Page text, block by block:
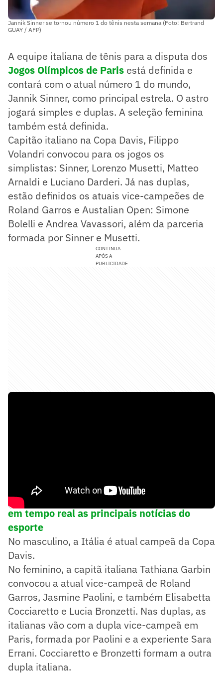
Jannik Sinner se tornou número 1 do tênis nesta semana (Foto: Bertrand
GUAY / AFP)
A equipe italiana de tênis para a disputa dos
Jogos Olímpicos de Paris está definida e
contará com o atual número 1 do mundo,
Jannik Sinner, como principal estrela. O astro
jogará simples e duplas. A seleção feminina
também está definida.
Capitão italiano na Copa Davis, Filippo
Volandri convocou para os jogos os
simplistas: Sinner, Lorenzo Musetti, Matteo
Arnaldi e Luciano Darderi. Já nas duplas,
estão definidos os atuais vice-campeões de
Roland Garros e Austalian Open: Simone
Bolelli e Andrea Vavassori, além da parceria
formada por Sinner e Musetti.
CONTINUA
APÓS A
PUBLICIDADE
➡️Siga o Lance! no WhatsApp e acompanhe
em tempo real as principais notícias do
esporte
No masculino, a Itália é atual campeã da Copa
Davis.
No feminino, a capitã italiana Tathiana Garbin
convocou a atual vice-campeã de Roland
Garros, Jasmine Paolini, e também Elisabetta
Cocciaretto e Lucia Bronzetti. Nas duplas, as
italianas vão com a dupla vice-campeã em
Paris, formada por Paolini e a experiente Sara
Errani. Cocciaretto e Bronzetti formam a outra
dupla italiana.